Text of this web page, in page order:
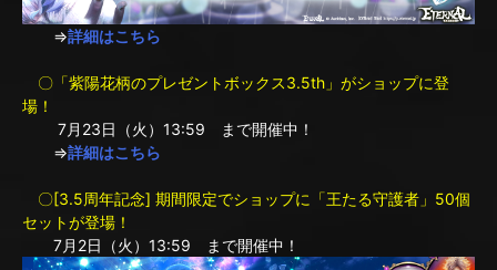
⇒詳細はこちら
〇「紫陽花柄のプレゼントボックス3.5th」がショップに登
場！
7月23日（火）13:59 まで開催中！
⇒詳細はこちら
〇[3.5周年記念] 期間限定でショップに「王たる守護者」50個
セットが登場！
7月2日（火）13:59 まで開催中！